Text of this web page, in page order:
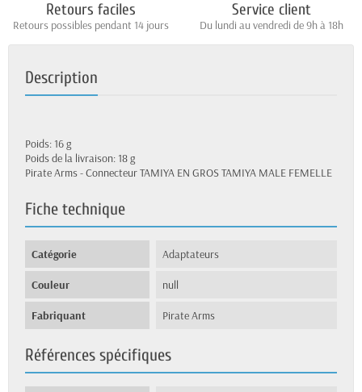
Retours faciles
Retours possibles pendant 14 jours
Service client
Du lundi au vendredi de 9h à 18h
Description
Poids: 16 g
Poids de la livraison: 18 g
Pirate Arms - Connecteur TAMIYA EN GROS TAMIYA MALE FEMELLE
Fiche technique
Catégorie Adaptateurs
Couleur null
Fabriquant Pirate Arms
Références spécifiques